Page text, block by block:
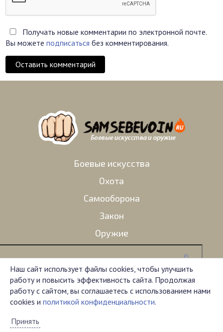
Получать новые комментарии по электронной почте.
Вы можетеподписаться без комментирования.
Оставить комментарий
Боевые искусства
Охота
Самооборона
Закон
Оружие
Администрация сайта не несет ответственности за
комментарии, оставленные пользователями. Материал
на сайте представлен исключительно в
Наш сайт использует файлы cookies, чтобы улучшить
работу и повысить эффективность сайта. Продолжая
работу с сайтом, вы соглашаетесь с использованием нами
cookies и политикой конфиденциальности.
Принять